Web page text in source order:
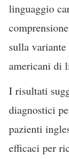
linguaggio
sulla
americani di
I risultati
diagnostici
pazienti
efficaci per